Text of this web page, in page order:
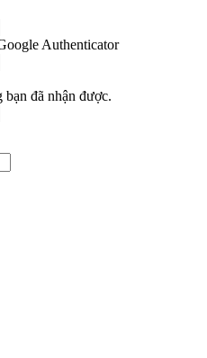
Authenticator
đã nhận được.